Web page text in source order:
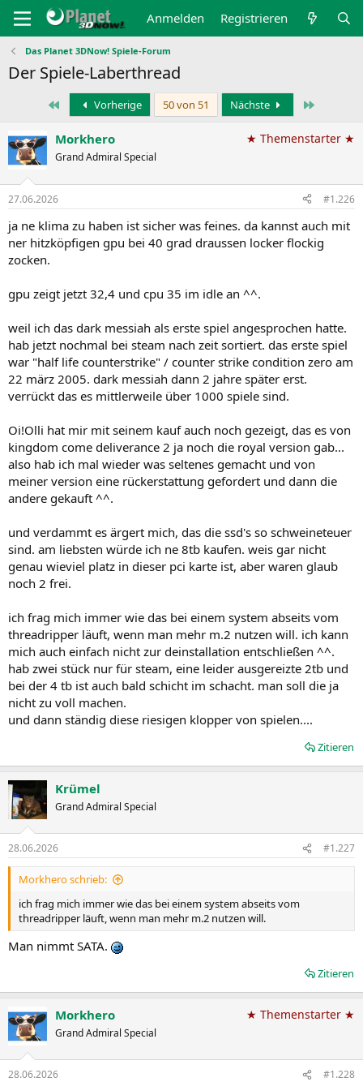
Anmelden Registrieren
Das Planet 3DNow! Spiele-Forum
Der Spiele-Laberthread
Erste Vorherige 50 von 51 Nächste
Morkhero
Grand Admiral Special
★ Themenstarter ★
27.06.2026 #1.226
ja ne klima zu haben ist sicher was feines. da kannst auch mit
ner hitzköpfigen gpu bei 40 grad draussen locker flockig
zocken.
gpu zeigt jetzt 32,4 und cpu 35 im idle an ^^.
weil ich das dark messiah als erste spiel angesprochen hatte.
hab jetzt nochmal bei steam nach zeit sortiert. das erste spiel
war "half life counterstrike" / counter strike condition zero am
22 märz 2005. dark messiah dann 2 jahre später erst.
verrückt das es mittlerweile über 1000 spiele sind.
Oi!Olli hat mir mit seinem kauf auch noch gezeigt, das es von
kingdom come deliverance 2 ja noch die royal version gab...
also hab ich mal wieder was seltenes gemacht und von
meiner version eine rückerstattung gefordert und dann die
andere gekauft ^^.
und verdammt es ärgert mich, das die ssd's so schweineteuer
sind. am liebsten würde ich ne 8tb kaufen. weis gar nicht
genau wieviel platz in dieser pci karte ist, aber waren glaub
noch 2 frei.
ich frag mich immer wie das bei einem system abseits vom
threadripper läuft, wenn man mehr m.2 nutzen will. ich kann
mich auch einfach nicht zur deinstallation entschließen ^^.
hab zwei stück nur für steam, eine leider ausgereizte 2tb und
bei der 4 tb ist auch bald schicht im schacht. man soll die ja
nicht zu voll machen.
und dann ständig diese riesigen klopper von spielen....
Zitieren
Krümel
Grand Admiral Special
28.06.2026 #1.227
Morkhero schrieb:
ich frag mich immer wie das bei einem system abseits vom
threadripper läuft, wenn man mehr m.2 nutzen will.
Man nimmt SATA.
Zitieren
Morkhero
Grand Admiral Special
★ Themenstarter ★
28.06.2026 #1.228